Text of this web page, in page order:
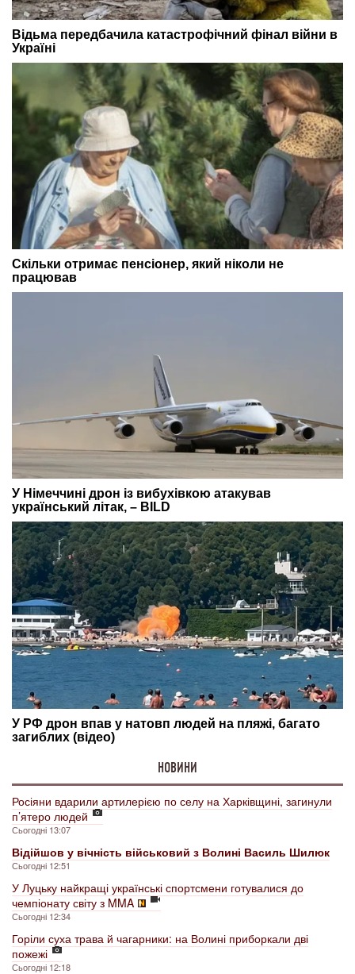
НОВИНИ
Росіяни вдарили артилерією по селу на Харківщині, загинули
п’ятеро людей
Сьогодні 13:07
Відійшов у вічність військовий з Волині Василь Шилюк
Сьогодні 12:51
У Луцьку найкращі українські спортсмени готувалися до
чемпіонату світу з MMA
Сьогодні 12:34
Горіли суха трава й чагарники: на Волині приборкали дві
пожежі
Сьогодні 12:18